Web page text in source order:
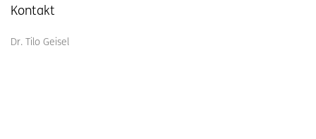
Kontakt
Dr. Tilo Geisel